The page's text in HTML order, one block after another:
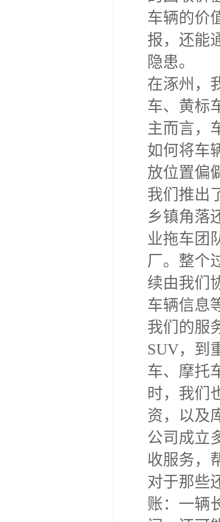
车辆的价
报，还能
隐患。
在涿州，
车、黄标
主而言，
如何将车
放位置偏
我们推出
乡镇角落
业拖车团
厂。整个
续由我们
车辆信息
我们的服
SUV，到
车、摩托
时，我们
资，以及
公司成立
收服务，
对于那些
账：一辆